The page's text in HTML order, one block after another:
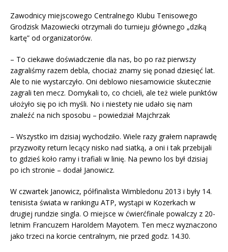
Zawodnicy miejscowego Centralnego Klubu Tenisowego
Grodzisk Mazowiecki otrzymali do turnieju głównego „dziką
kartę” od organizatorów.
– To ciekawe doświadczenie dla nas, bo po raz pierwszy
zagraliśmy razem debla, chociaż znamy się ponad dziesięć lat.
Ale to nie wystarczyło. Oni deblowo niesamowicie skutecznie
zagrali ten mecz. Domykali to, co chcieli, ale też wiele punktów
ułożyło się po ich myśli. No i niestety nie udało się nam
znaleźć na nich sposobu – powiedział Majchrzak
– Wszystko im dzisiaj wychodziło. Wiele razy grałem naprawdę
przyzwoity return lecący nisko nad siatką, a oni i tak przebijali
to gdzieś koło ramy i trafiali w linię. Na pewno los był dzisiaj
po ich stronie – dodał Janowicz.
W czwartek Janowicz, półfinalista Wimbledonu 2013 i były 14.
tenisista świata w rankingu ATP, wystąpi w Kozerkach w
drugiej rundzie singla. O miejsce w ćwierćfinale powalczy z 20-
letnim Francuzem Haroldem Mayotem. Ten mecz wyznaczono
jako trzeci na korcie centralnym, nie przed godz. 14.30.